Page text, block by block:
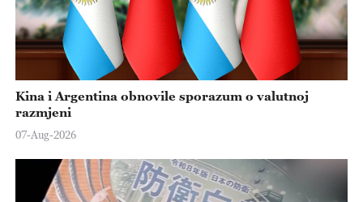
Kina i Argentina obnovile sporazum o valutnoj
razmjeni
07-Aug-2026